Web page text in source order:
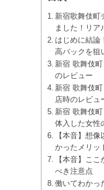
新宿歌舞伎町
ました！リア
はじめに結論
高バックを狙
新宿 歌舞伎
のレビュー
新宿 歌舞伎
店時のレビュ
新宿 歌舞伎
体入した女性
【本音】想
かったメリッ
【本音】こ
べき注意点
働いてわかっ